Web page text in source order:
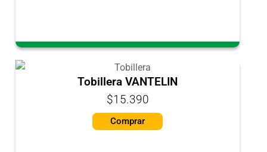
Tobillera VANTELIN
$15.390
Comprar